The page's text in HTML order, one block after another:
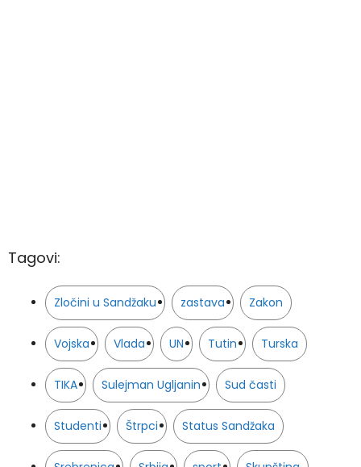
Tagovi:
Zločini u Sandžaku zastava Zakon
Vojska Vlada UN Tutin Turska
TIKA Sulejman Ugljanin Sud časti
Studenti Štrpci Status Sandžaka